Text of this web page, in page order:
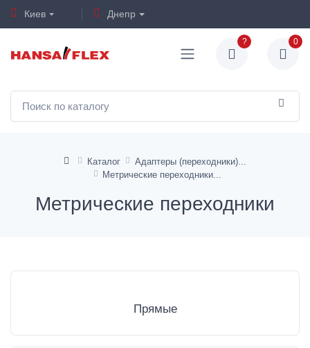
Киев Днепр
? 0
Каталог
Адаптеры (переходники)
Метрические переходники
Метрические переходники
Прямые